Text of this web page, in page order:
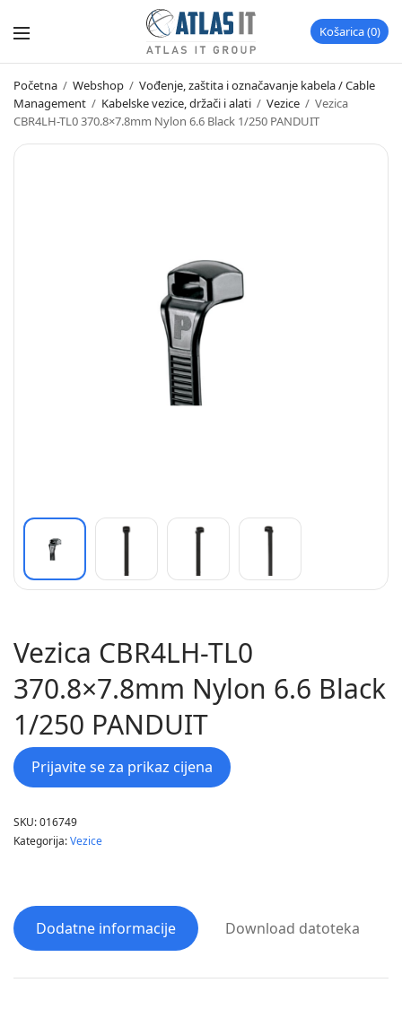
Košarica 0
Početna / Webshop / Vođenje, zaštita i označavanje kabela / Cable
Management / Kabelske vezice, držači i alati / Vezice / Vezica
CBR4LH-TL0 370.8×7.8mm Nylon 6.6 Black 1/250 PANDUIT
Vezica CBR4LH-TL0
370.8×7.8mm Nylon 6.6 Black
1/250 PANDUIT
Prijavite se za prikaz cijena
SKU:016749
Kategorija:Vezice
Dodatne informacije Download datoteka